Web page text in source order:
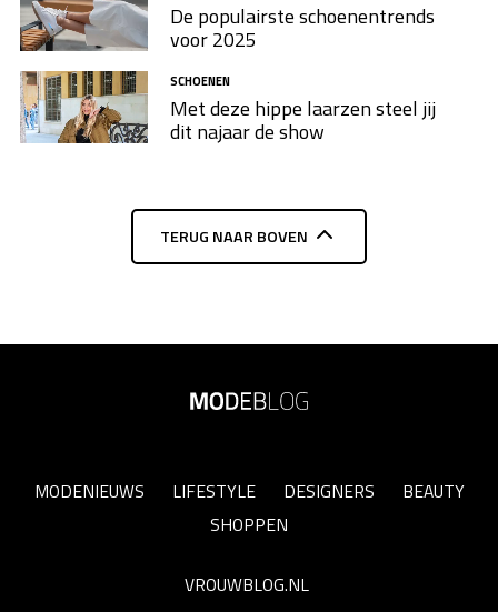
De populairste schoenentrends
voor 2025
SCHOENEN
Met deze hippe laarzen steel jij
dit najaar de show
TERUG NAAR BOVEN
MODENIEUWS LIFESTYLE DESIGNERS
BEAUTY
SHOPPEN
VROUWBLOG.NL